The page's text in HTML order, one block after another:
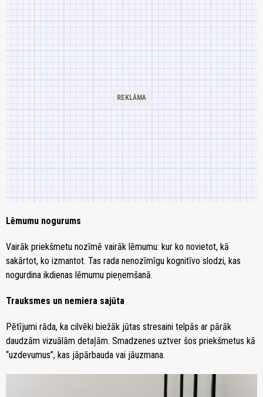
Lēmumu nogurums
Vairāk priekšmetu nozīmē vairāk lēmumu: kur ko novietot, kā
sakārtot, ko izmantot. Tas rada nenozīmīgu kognitīvo slodzi, kas
nogurdina ikdienas lēmumu pieņemšanā.
Trauksmes un nemiera sajūta
Pētījumi rāda, ka cilvēki biežāk jūtas stresaini telpās ar pārāk
daudzām vizuālām detaļām. Smadzenes uztver šos priekšmetus kā
“uzdevumus”, kas jāpārbauda vai jāuzmana.